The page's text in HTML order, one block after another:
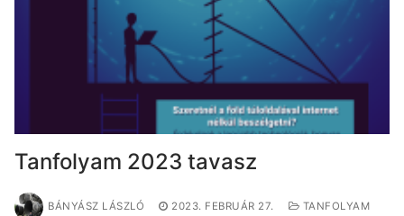
Tanfolyam 2023 tavasz
BÁNYÁSZ LÁSZLÓ 2023. FEBRUÁR 27. TANFOLYAM